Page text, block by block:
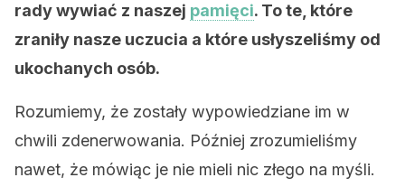
rady wywiać z naszej pamięci. To te, które
zraniły nasze uczucia a które usłyszeliśmy od
ukochanych osób.
Rozumiemy, że zostały wypowiedziane im w
chwili zdenerwowania. Później zrozumieliśmy
nawet, że mówiąc je nie mieli nic złego na myśli.